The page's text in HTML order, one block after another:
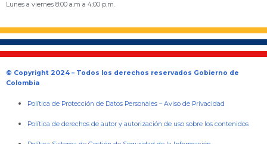
Lunes a viernes 8:00 a.m a 4:00 p.m.
© Copyright 2024 – Todos los derechos reservados Gobierno de
Colombia
Política de Protección de Datos Personales –Aviso de Privacidad
Política de derechos de autor y autorización de uso sobre los contenidos